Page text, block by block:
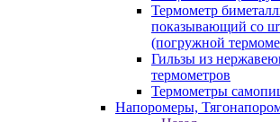
Термометр
показывающий со
(погружной
Гильзы из
термометров
Термометры
Напоромеры,